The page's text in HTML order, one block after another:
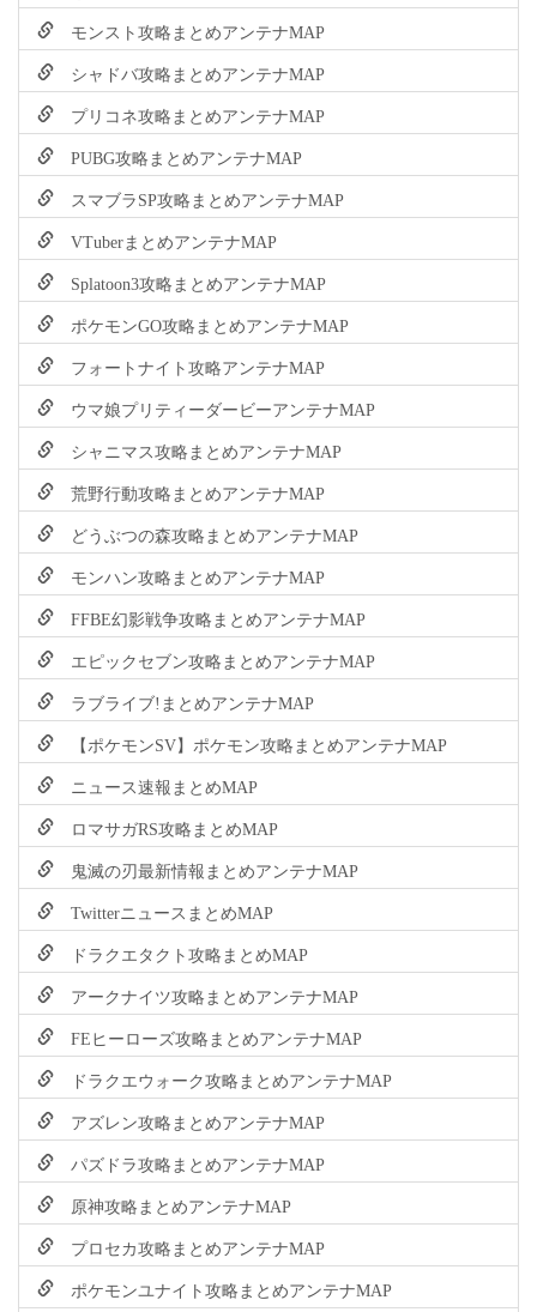
モンスト攻略まとめアンテナMAP
シャドバ攻略まとめアンテナMAP
プリコネ攻略まとめアンテナMAP
PUBG攻略まとめアンテナMAP
スマブラSP攻略まとめアンテナMAP
VTuberまとめアンテナMAP
Splatoon3攻略まとめアンテナMAP
ポケモンGO攻略まとめアンテナMAP
フォートナイト攻略アンテナMAP
ウマ娘プリティーダービーアンテナMAP
シャニマス攻略まとめアンテナMAP
荒野行動攻略まとめアンテナMAP
どうぶつの森攻略まとめアンテナMAP
モンハン攻略まとめアンテナMAP
FFBE幻影戦争攻略まとめアンテナMAP
エピックセブン攻略まとめアンテナMAP
ラブライブ!まとめアンテナMAP
【ポケモンSV】ポケモン攻略まとめアンテナMAP
ニュース速報まとめMAP
ロマサガRS攻略まとめMAP
鬼滅の刃最新情報まとめアンテナMAP
TwitterニュースまとめMAP
ドラクエタクト攻略まとめMAP
アークナイツ攻略まとめアンテナMAP
FEヒーローズ攻略まとめアンテナMAP
ドラクエウォーク攻略まとめアンテナMAP
アズレン攻略まとめアンテナMAP
パズドラ攻略まとめアンテナMAP
原神攻略まとめアンテナMAP
プロセカ攻略まとめアンテナMAP
ポケモンユナイト攻略まとめアンテナMAP